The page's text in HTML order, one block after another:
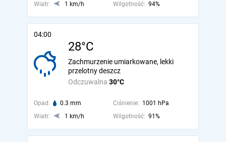
Wiatr:
1 km/h Wilgotność: 94%
04:00
28°C
Odczuwalna 30°C
Zachmurzenie umiarkowane, lekki
przelotny deszcz
Opad: 0.3 mm Ciśnienie: 1001 hPa
Wiatr:
1 km/h Wilgotność: 91%